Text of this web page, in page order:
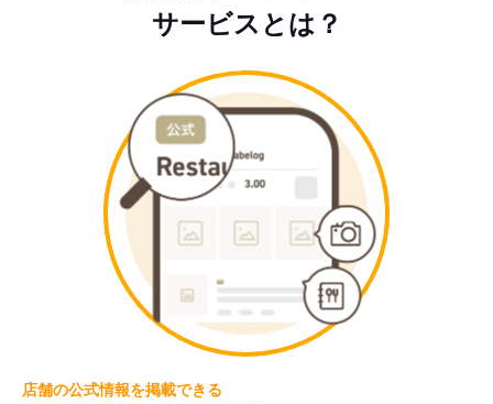
サービスとは？
店舗の公式情報を掲載できる